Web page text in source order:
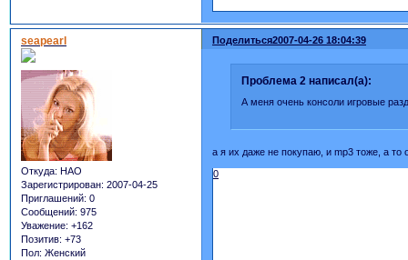
Поделиться2007-04-26 18:04:39
seapearl
Откуда: НАО
Зарегистрирован: 2007-04-25
Приглашений: 0
Сообщений: 975
Уважение: +162
Позитив: +73
Пол: Женский
Проблема 2 написал(а):
А меня очень консоли игровые
а я их даже не покупаю, и mp3 тоже, а
0